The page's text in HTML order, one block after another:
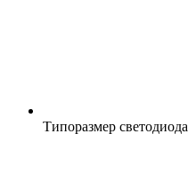
Типоразмер светодиода